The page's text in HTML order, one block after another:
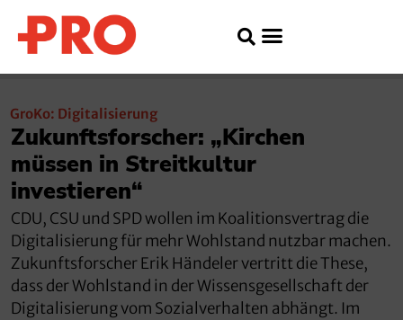
GroKo: Digitalisierung
Zukunftsforscher: „Kirchen
müssen in Streitkultur
investieren“
CDU, CSU und SPD wollen im Koalitionsvertrag die
Digitalisierung für mehr Wohlstand nutzbar machen.
Zukunftsforscher Erik Händeler vertritt die These,
dass der Wohlstand in der Wissensgesellschaft der
Digitalisierung vom Sozialverhalten abhängt. Im